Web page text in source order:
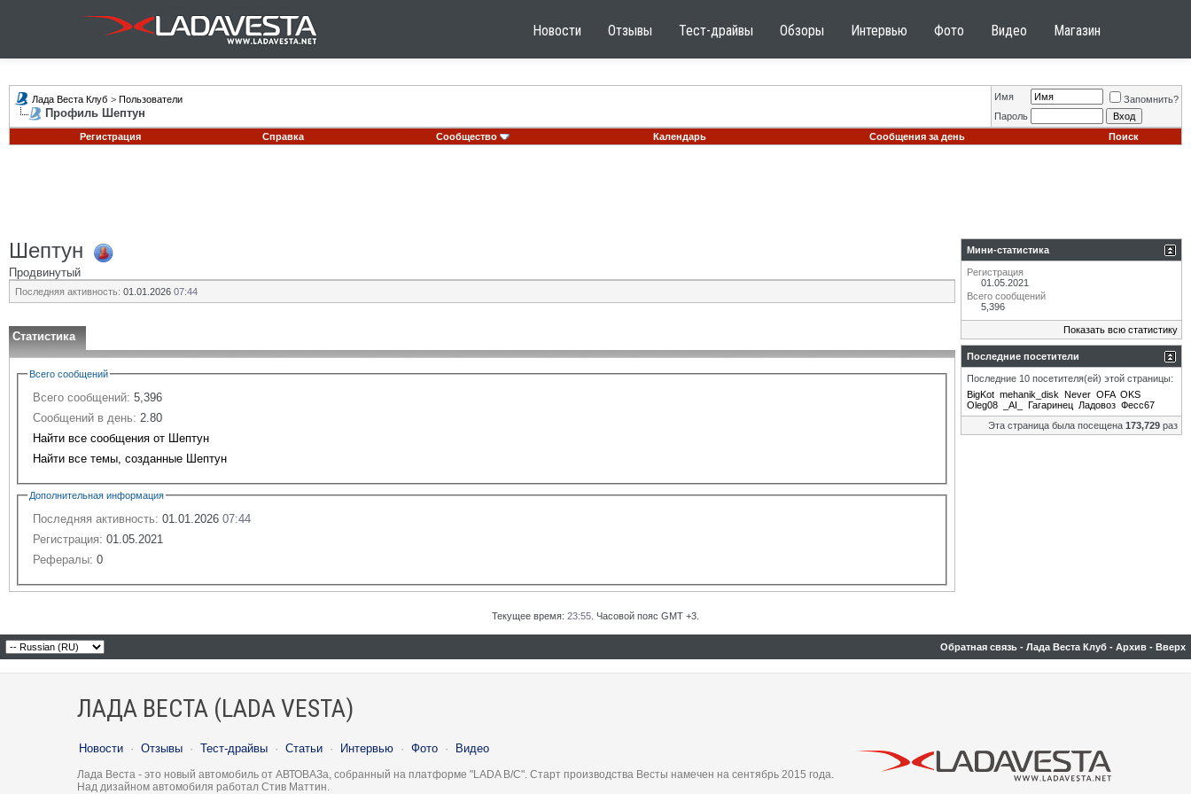
Новости Отзывы Тест-драйвы Обзоры Интервью Фото Видео Магазин
Лада Веста Клуб > Пользователи
Профиль Шептун
Имя
Запомнить?
Пароль
Регистрация
Справка Сообщество Календарь Сообщения за день Поиск
Шептун
Продвинутый
Последняя активность: 01.01.2026 07:44
Статистика
Всего сообщений
Всего сообщений: 5,396
Сообщений в день: 2.80
Найти все сообщения от Шептун
Найти все темы, созданные Шептун
Дополнительная информация
Последняя активность: 01.01.2026 07:44
Регистрация: 01.05.2021
Рефералы: 0
Мини-статистика
Регистрация
01.05.2021
Всего сообщений
5,396
Показать всю статистику
Последние посетители
Последние 10 посетителя(ей) этой страницы:
BigKot mehanik_disk Never OFA OKS
Oleg08
_AI_ Гагаринец Ладовоз Фесс67
Эта страница была посещена 173,729 раз
Текущее время: 23:55 . Часовой пояс GMT +3.
Обратная связь - Лада Веста Клуб - Архив - Вверх
ЛАДА ВЕСТА (LADA VESTA)
Новости · Отзывы · Тест-драйвы · Статьи · Интервью · Фото · Видео
Лада Веста - это новый автомобиль от АВТОВАЗа, собранный на платформе "LADA B/C". Старт производства Весты намечен на сентябрь 2015 года.
Над дизайном автомобиля работал Стив Маттин.